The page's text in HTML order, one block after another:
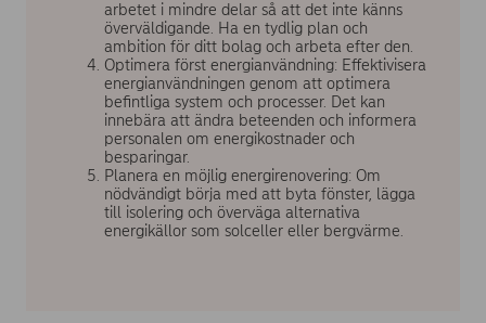
arbetet i mindre delar så att det inte känns
överväldigande. Ha en tydlig plan och
ambition för ditt bolag och arbeta efter den.
Optimera först energianvändning: Effektivisera
energianvändningen genom att optimera
befintliga system och processer. Det kan
innebära att ändra beteenden och informera
personalen om energikostnader och
besparingar.
Planera en möjlig energirenovering: Om
nödvändigt börja med att byta fönster, lägga
till isolering och överväga alternativa
energikällor som solceller eller bergvärme.